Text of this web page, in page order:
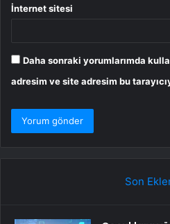
İnternet sitesi
Daha sonraki yorumlarımda
adresim ve site adresim bu
Son